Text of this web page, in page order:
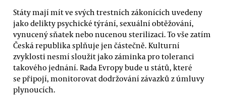
Státy mají mít ve svých trestních zákonících uvedeny
jako delikty psychické týrání, sexuální obtěžování,
vynucený sňatek nebo nucenou sterilizaci. To vše zatím
Česká republika splňuje jen částečně. Kulturní
zvyklosti nesmí sloužit jako záminka pro toleranci
takového jednání. Rada Evropy bude u států, které
se připojí, monitorovat dodržování závazků z úmluvy
plynoucích.